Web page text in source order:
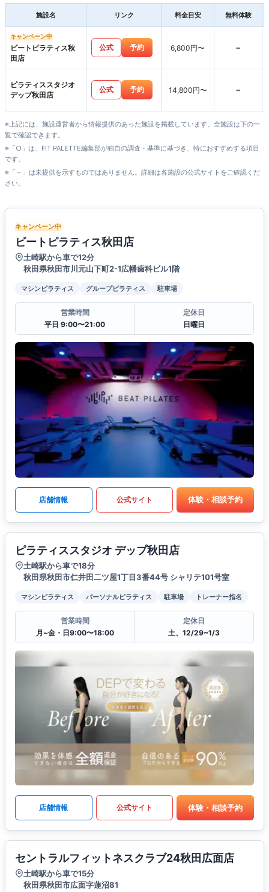
施設名 リンク 料金目安 無料体験
キャンペーン中
ビートピラティス秋
田店
公式 予約 6,800円〜 -
ピラティススタジオ
デップ秋田店
公式 予約 14,800円〜 -
※上記には、施設運営者から情報提供のあった施設を掲載しています。全施設は下の一
覧で確認できます。
※「○」は、FIT PALETTE編集部が独自の調査・基準に基づき、特におすすめする項目
です。
※「－」は未提供を示すものではありません。詳細は各施設の公式サイトをご確認くだ
さい。
キャンペーン中
ビートピラティス秋田店
土崎駅から車で12分
秋田県秋田市川元山下町2-1広幡歯科ビル1階
マシンピラティス グループピラティス 駐車場
営業時間
平日 9:00〜21:00
定休日
日曜日
店舗情報 公式サイト 体験・相談予約
ピラティススタジオ デップ秋田店
土崎駅から車で18分
秋田県秋田市仁井田二ツ屋1丁目3番44号 シャリテ101号室
マシンピラティス パーソナルピラティス 駐車場 トレーナー指名
営業時間
月~金・日9:00〜18:00
定休日
土、12/29~1/3
店舗情報 公式サイト 体験・相談予約
セントラルフィットネスクラブ24秋田広面店
土崎駅から車で15分
秋田県秋田市広面字蓮沼81